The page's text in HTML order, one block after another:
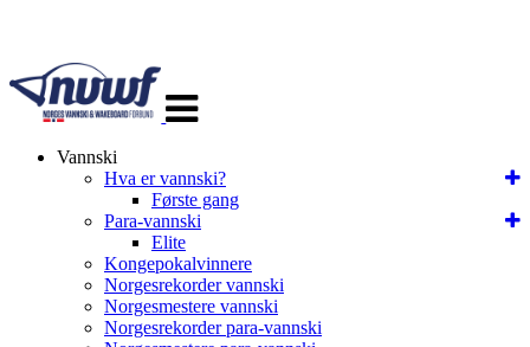
navigasjon
Vannski
Hva er vannski?
Første gang
Para-vannski
Elite
Kongepokalvinnere
Norgesrekorder vannski
Norgesmestere vannski
Norgesrekorder para-vannski